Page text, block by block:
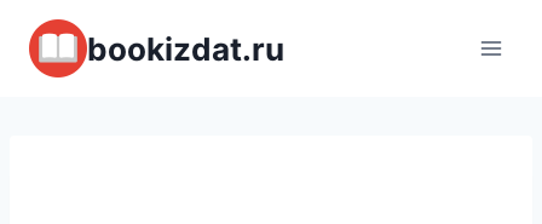
Перейти
содержимому
bookizdat.ru